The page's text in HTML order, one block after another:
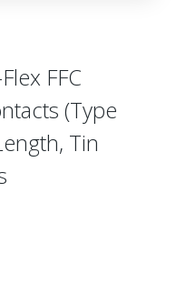
FFC
(Type
Tin